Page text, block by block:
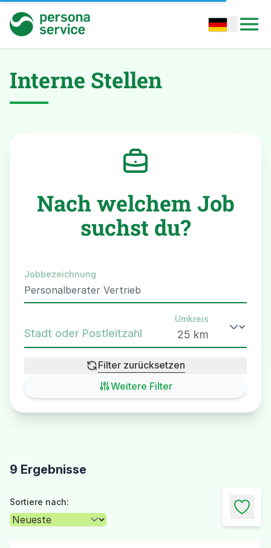
persona service Open options
Interne Stellen
Nach welchem Job
suchst du?
Jobbezeichnung
Stadt oder Postleitzahl
Umkreis
Filter zurücksetzen
Weitere Filter
9 Ergebnisse
Sortiere nach: